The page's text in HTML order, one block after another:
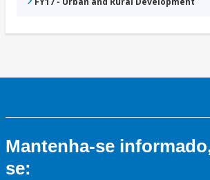
Mantenha-se
se: